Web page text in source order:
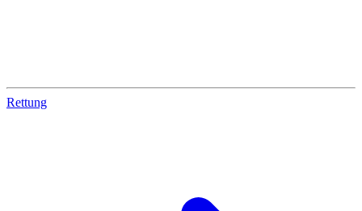
Rettung